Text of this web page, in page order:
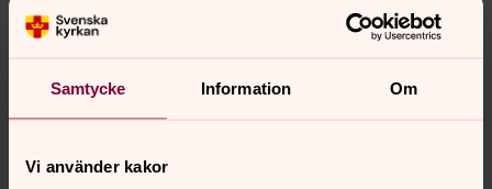
Samtycke Information Om
Vi använder kakor
Katarina.
Senast ändrad 8 januari 2025
innehåll?